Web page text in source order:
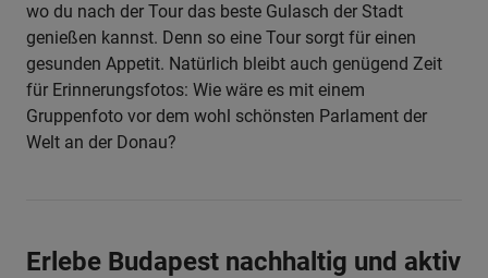
wo du nach der Tour das beste Gulasch der Stadt
genießen kannst. Denn so eine Tour sorgt für einen
gesunden Appetit. Natürlich bleibt auch genügend Zeit
für Erinnerungsfotos: Wie wäre es mit einem
Gruppenfoto vor dem wohl schönsten Parlament der
Welt an der Donau?
Erlebe Budapest nachhaltig und aktiv